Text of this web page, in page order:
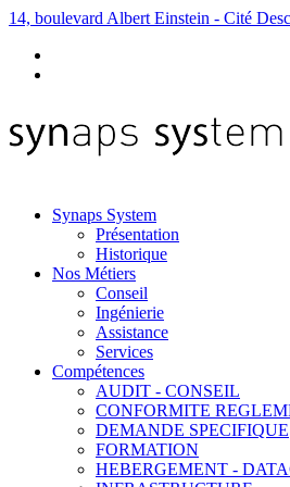
14, boulevard Albert Einstein - Cité
Synaps System
Présentation
Historique
Nos Métiers
Conseil
Ingénierie
Assistance
Services
Compétences
AUDIT - CONSEIL
CONFORMITE
DEMANDE SPECIFIQUE
FORMATION
HEBERGEMENT -